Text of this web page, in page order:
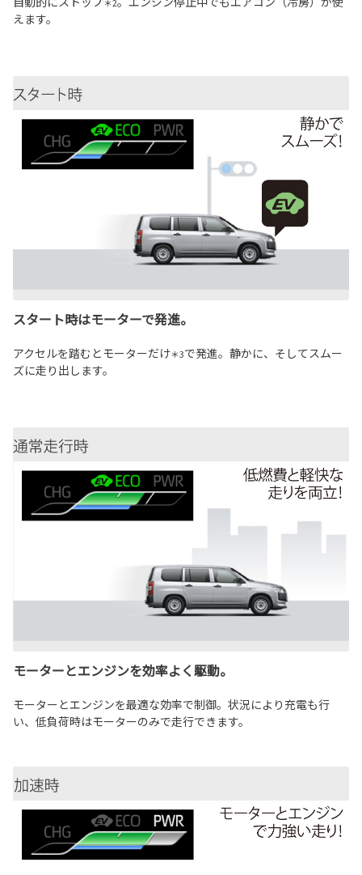
えます。
スタート時はモーターで発進。
アクセルを踏むとモーターだけ＊3で発進。静かに、そしてスムー
ズに走り出します。
モーターとエンジンを効率よく駆動。
モーターとエンジンを最適な効率で制御。状況により充電も行
い、低負荷時はモーターのみで走行できます。